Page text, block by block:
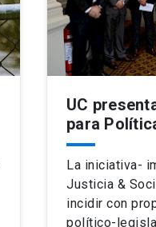
UC
para
La iniciativa-
Justicia &
incidir con
político-